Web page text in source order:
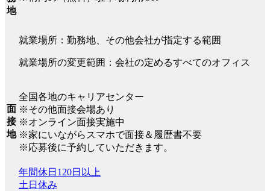
地
就業場所：勤務地、その他会社が指定する範囲
就業場所の変更範囲：会社の定めるすべてのオフィス
面
接
地
全国各地のキャリアセンター
※その他面接会場あり
※オンライン面接実施中
※家にいながらスマホで面接＆履歴書不要
※応募後に予約していただきます。
年間休日120日以上
土日休み